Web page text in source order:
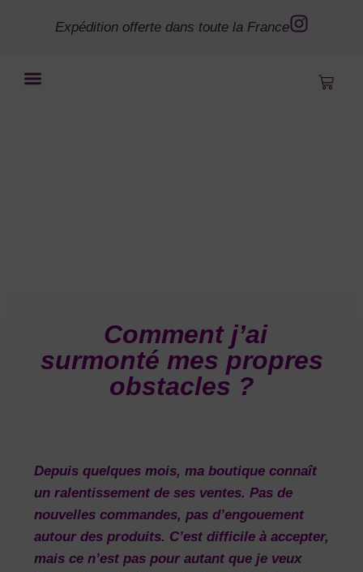
Expédition offerte dans toute la France
Comment j’ai
surmonté mes propres
obstacles ?
Depuis quelques mois, ma boutique connaît
un ralentissement de ses ventes. Pas de
nouvelles commandes, pas d’engouement
autour des produits. C’est difficile à accepter,
mais ce n’est pas pour autant que je veux